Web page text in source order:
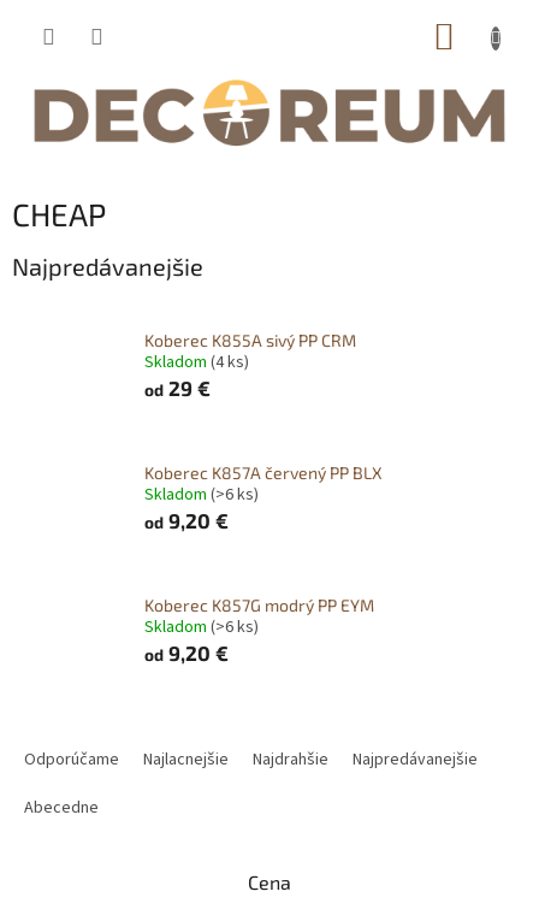
CHEAP
Najpredávanejšie
Koberec K855A sivý PP CRM
Skladom (4 ks)
od 29 €
Koberec K857A červený PP BLX
Skladom (>6 ks)
od 9,20 €
Koberec K857G modrý PP EYM
Skladom (>6 ks)
od 9,20 €
Odporúčame Najlacnejšie Najdrahšie
Najpredávanejšie
Abecedne
Cena